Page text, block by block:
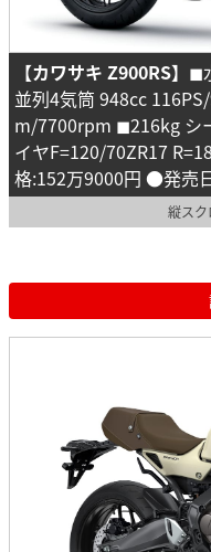
【カワサキ Z900RS】 ◼︎
並列4気筒 948cc
m/7700rpm ◼︎216kg シ
イヤF=120/70ZR17
格:152万9000円 ●発売
縦ス